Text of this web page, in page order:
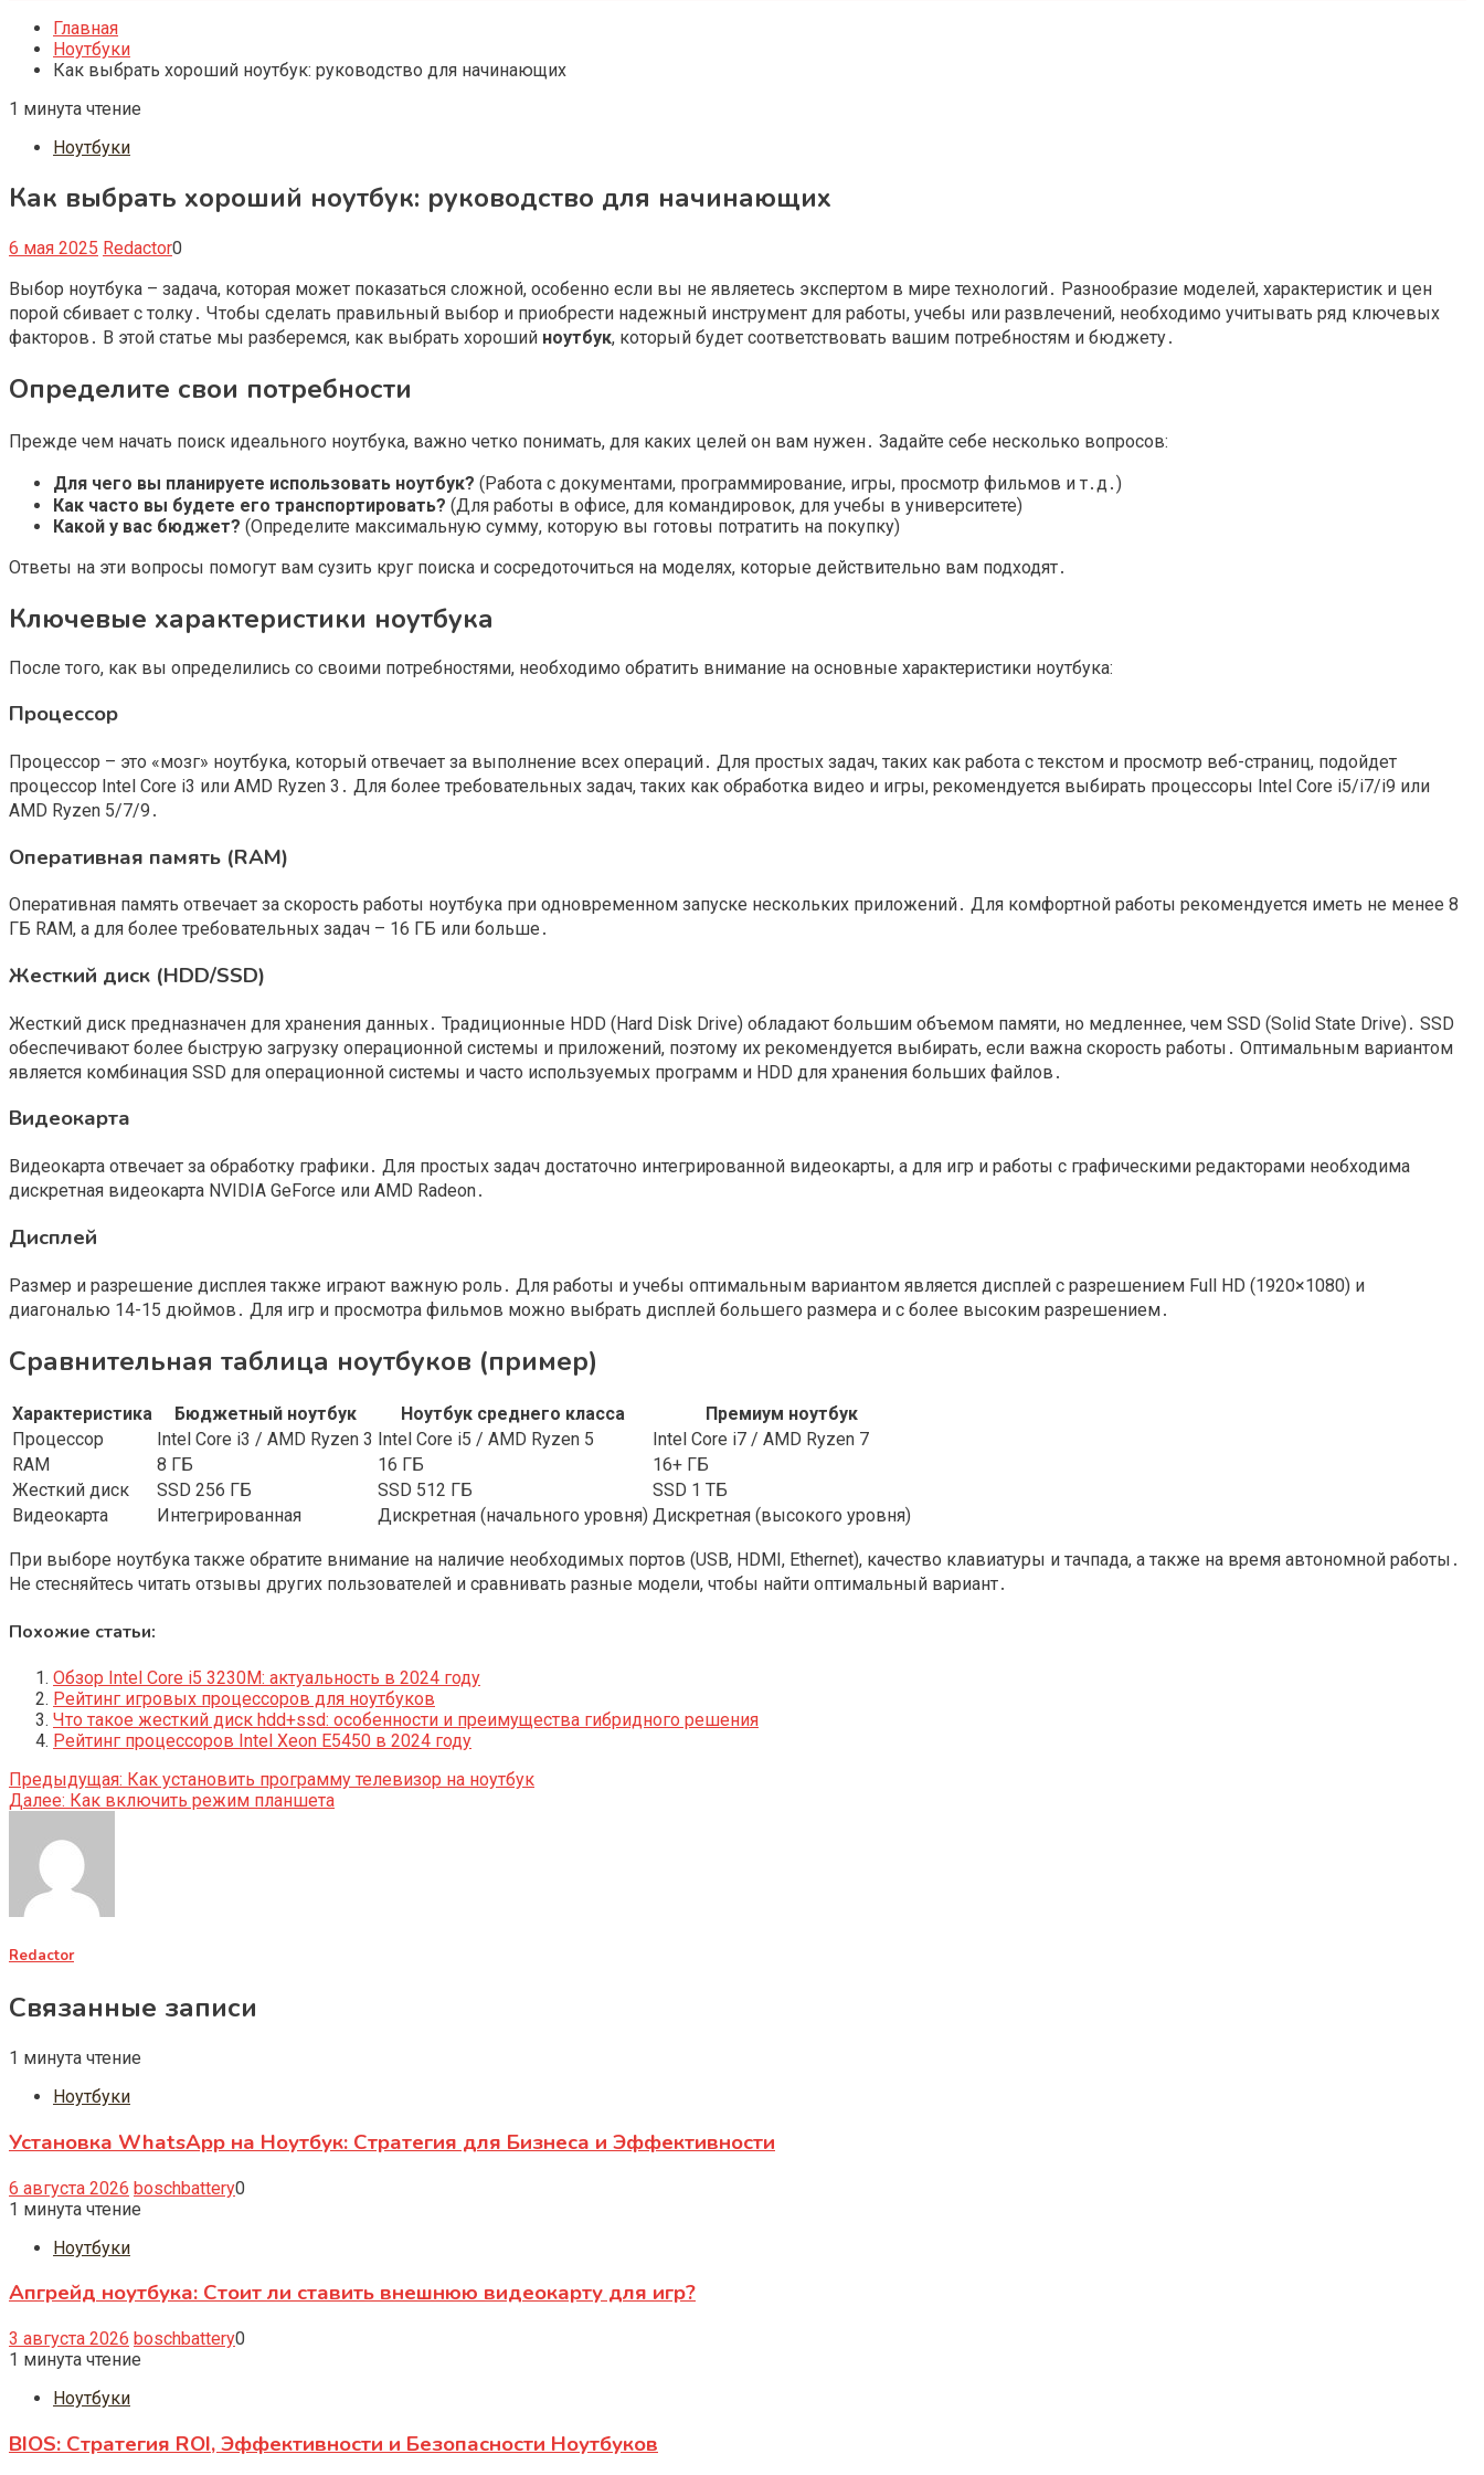
Главная
Ноутбуки
Как выбрать хороший ноутбук: руководство для начинающих
1 минута чтение
Ноутбуки
Как выбрать хороший ноутбук: руководство для начинающих
6 мая 2025 Redactor0
Выбор ноутбука – задача, которая может показаться сложной, особенно если вы не являетесь экспертом в мире технологий․ Разнообразие моделей, характеристик и цен
порой сбивает с толку․ Чтобы сделать правильный выбор и приобрести надежный инструмент для работы, учебы или развлечений, необходимо учитывать ряд ключевых
факторов․ В этой статье мы разберемся, как выбрать хороший ноутбук, который будет соответствовать вашим потребностям и бюджету․
Определите свои потребности
Прежде чем начать поиск идеального ноутбука, важно четко понимать, для каких целей он вам нужен․ Задайте себе несколько вопросов:
Для чего вы планируете использовать ноутбук? (Работа с документами, программирование, игры, просмотр фильмов и т․д․)
Как часто вы будете его транспортировать? (Для работы в офисе, для командировок, для учебы в университете)
Какой у вас бюджет? (Определите максимальную сумму, которую вы готовы потратить на покупку)
Ответы на эти вопросы помогут вам сузить круг поиска и сосредоточиться на моделях, которые действительно вам подходят․
Ключевые характеристики ноутбука
После того, как вы определились со своими потребностями, необходимо обратить внимание на основные характеристики ноутбука:
Процессор
Процессор – это «мозг» ноутбука, который отвечает за выполнение всех операций․ Для простых задач, таких как работа с текстом и просмотр веб-страниц, подойдет
процессор Intel Core i3 или AMD Ryzen 3․ Для более требовательных задач, таких как обработка видео и игры, рекомендуется выбирать процессоры Intel Core i5/i7/i9 или
AMD Ryzen 5/7/9․
Оперативная память (RAM)
Оперативная память отвечает за скорость работы ноутбука при одновременном запуске нескольких приложений․ Для комфортной работы рекомендуется иметь не менее 8
ГБ RAM, а для более требовательных задач – 16 ГБ или больше․
Жесткий диск (HDD/SSD)
Жесткий диск предназначен для хранения данных․ Традиционные HDD (Hard Disk Drive) обладают большим объемом памяти, но медленнее, чем SSD (Solid State Drive)․ SSD
обеспечивают более быструю загрузку операционной системы и приложений, поэтому их рекомендуется выбирать, если важна скорость работы․ Оптимальным вариантом
является комбинация SSD для операционной системы и часто используемых программ и HDD для хранения больших файлов․
Видеокарта
Видеокарта отвечает за обработку графики․ Для простых задач достаточно интегрированной видеокарты, а для игр и работы с графическими редакторами необходима
дискретная видеокарта NVIDIA GeForce или AMD Radeon․
Дисплей
Размер и разрешение дисплея также играют важную роль․ Для работы и учебы оптимальным вариантом является дисплей с разрешением Full HD (1920×1080) и
диагональю 14-15 дюймов․ Для игр и просмотра фильмов можно выбрать дисплей большего размера и с более высоким разрешением․
Сравнительная таблица ноутбуков (пример)
Характеристика Бюджетный ноутбук Ноутбук среднего класса
Премиум ноутбук
Процессор
Intel Core i3 / AMD Ryzen 3 Intel Core i5 / AMD Ryzen 5
Intel Core i7 / AMD Ryzen 7
RAM
8 ГБ 16 ГБ
16+ ГБ
Жесткий диск
SSD 256 ГБ SSD 512 ГБ
SSD 1 ТБ
Видеокарта
Интегрированная Дискретная (начального уровня) Дискретная (высокого уровня)
При выборе ноутбука также обратите внимание на наличие необходимых портов (USB, HDMI, Ethernet), качество клавиатуры и тачпада, а также на время автономной работы․
Не стесняйтесь читать отзывы других пользователей и сравнивать разные модели, чтобы найти оптимальный вариант․
Похожие статьи:
Обзор Intel Core i5 3230M: актуальность в 2024 году
Рейтинг игровых процессоров для ноутбуков
Что такое жесткий диск hdd+ssd: особенности и преимущества гибридного решения
Рейтинг процессоров Intel Xeon E5450 в 2024 году
Навигация
по
записям
Предыдущая: Как установить программу телевизор на ноутбук
Далее: Как включить режим планшета
Redactor
Связанные записи
1 минута чтение
Ноутбуки
Установка WhatsApp на Ноутбук: Стратегия для Бизнеса и Эффективности
6 августа 2026 boschbattery0
1 минута чтение
Ноутбуки
Апгрейд ноутбука: Стоит ли ставить внешнюю видеокарту для игр?
3 августа 2026 boschbattery0
1 минута чтение
Ноутбуки
BIOS: Стратегия ROI, Эффективности и Безопасности Ноутбуков